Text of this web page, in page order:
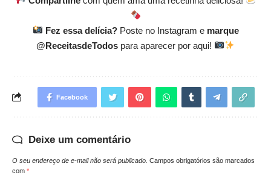
Fez essa delícia?Poste no Instagram e marque
@ReceitasdeTodospara aparecer por aqui!
Facebook
Deixe um comentário
O seu endereço de e-mail não será publicado. Campos obrigatórios são marcados
com *